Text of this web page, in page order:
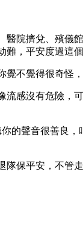
院擠兌、殯
，平安度過這個
不覺得很奇怪
感沒有危險
的聲音很善良
保平安，不管